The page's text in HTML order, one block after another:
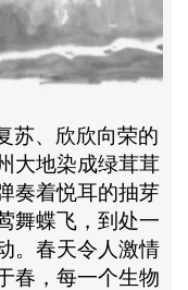
苏、欣欣向荣的
大地染成绿茸茸
奏着悦耳的抽芽
舞蝶飞，到处一
。春天令人激情
春，每一个生物